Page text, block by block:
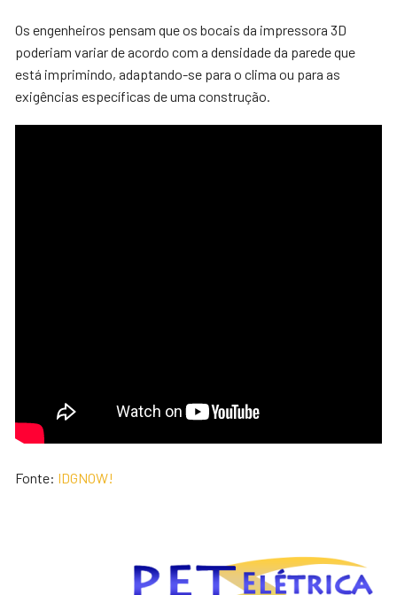
Os engenheiros pensam que os bocais da impressora 3D
poderiam variar de acordo com a densidade da parede que
está imprimindo, adaptando-se para o clima ou para as
exigências específicas de uma construção.
Fonte: IDGNOW!